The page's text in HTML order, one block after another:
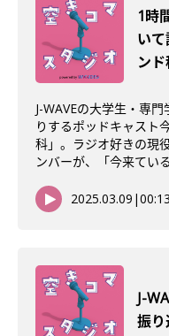
1時
いて
ンド
J-WAVEの大学生・専
りするポッドキャスト
科」。ラジオ好きの現
ンバーが、「今来てい
2025.03.09 |
J-
振り